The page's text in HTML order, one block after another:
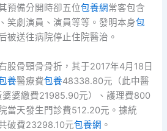
預備分開時卻五位包養網常客包含
笑劇演員、演員等等。發明本身包
被送往病院停止住院醫治。
骨頸骨骨折，其于2017年4月18日
養醫療費包養48338.80元（此中醫
婆繳費21985.90元）、護理費800
當天發生門診費512.20元。據統
破費23298.10元包養網 。